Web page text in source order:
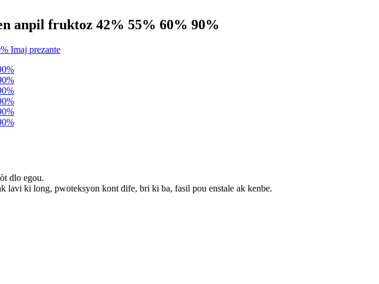
anpil fruktoz 42% 55% 60% 90%
dlo egou.
lavi ki long, pwoteksyon kont dife, bri ki ba, fasil pou enstale ak kenbe.